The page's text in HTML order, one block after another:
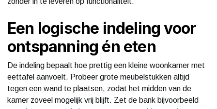
Een logische indeling voor
ontspanning én eten
De indeling bepaalt hoe prettig een kleine woonkamer met
eettafel aanvoelt. Probeer grote meubelstukken altijd
tegen een wand te plaatsen, zodat het midden van de
kamer zoveel mogelijk vrij blijft. Zet de bank bijvoorbeeld